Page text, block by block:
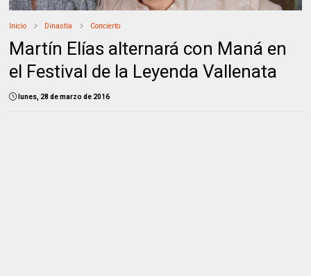
Inicio Dinastía Concierto
Martín Elías alternará con Maná en
el Festival de la Leyenda Vallenata
lunes, 28 de marzo de 2016